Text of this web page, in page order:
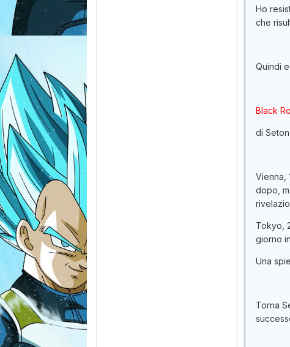
Ho
che
Quindi
Black
di
Vienna,
dopo,
Tokyo,
giorno
Una
Torna